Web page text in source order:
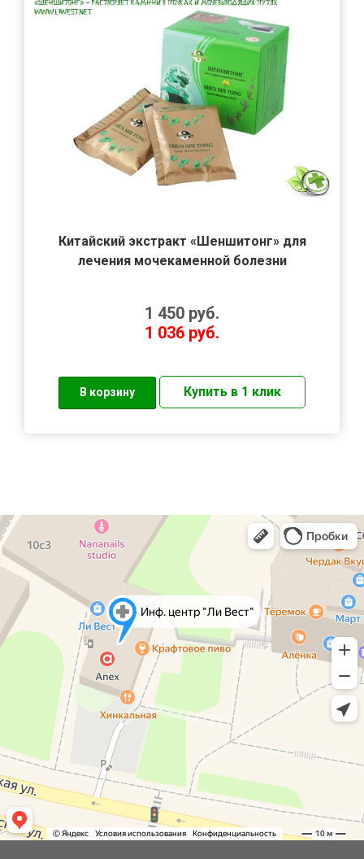
Китайский экстракт «Шеншитонг» для
лечения мочекаменной болезни
1 450 руб.
1 036 руб.